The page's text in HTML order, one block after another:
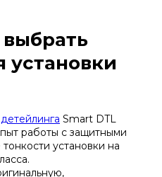
установки
Smart DTL
работы с защитными
установки на